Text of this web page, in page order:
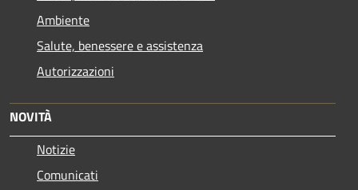
Ambiente
Salute, benessere e assistenza
Autorizzazioni
NOVITÀ
Notizie
Comunicati